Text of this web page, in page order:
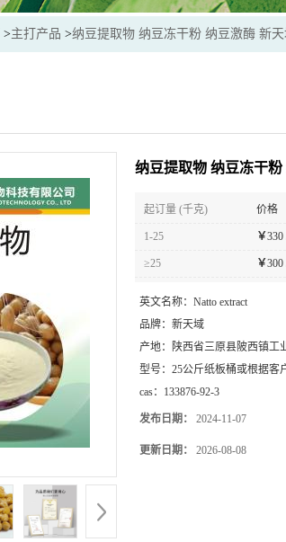
>主打产品 >纳豆提取物 纳豆冻干粉 纳豆激酶 新
纳豆提取物 纳豆冻干
起订量 (千克) 价格
1-25 ￥
≥25 ￥
英文名称： Natto extract
品牌： 新天域
产地：
陕西省三原县陂西镇工
型号： 25公斤纸板桶或根据客
cas： 133876-92-3
发布日期： 2024-11-07
更新日期： 2026-08-08